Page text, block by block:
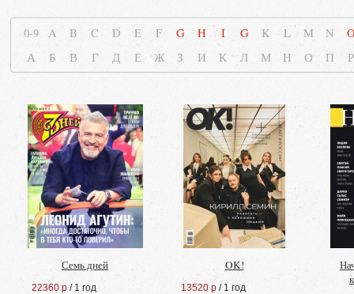
0-9 A B C D E F G H I G K L M N
А
Б В Г Д Е Ж З И К Л М Н О П Р
Семь дней
22360 р / 1 год
OK!
13520 р / 1 год